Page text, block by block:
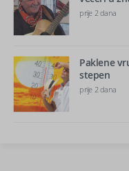
prije 2 dana
Paklene
stepen
prije 2 dana